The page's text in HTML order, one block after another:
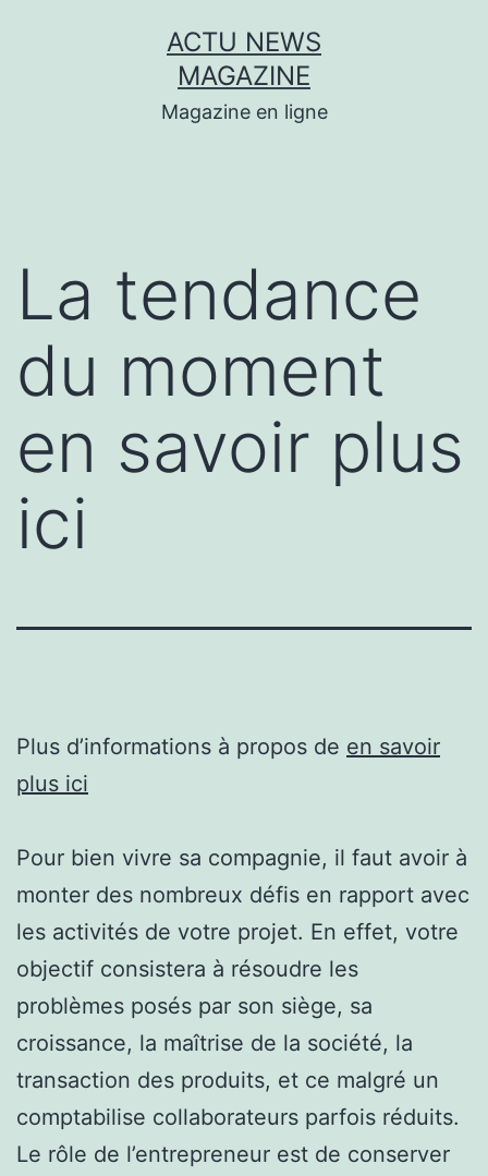
ACTU NEWS
MAGAZINE
Magazine en ligne
La tendance
du moment
en savoir plus
ici
Plus d’informations à propos de en savoir
plus ici
Pour bien vivre sa compagnie, il faut avoir à
monter des nombreux défis en rapport avec
les activités de votre projet. En effet, votre
objectif consistera à résoudre les
problèmes posés par son siège, sa
croissance, la maîtrise de la société, la
transaction des produits, et ce malgré un
comptabilise collaborateurs parfois réduits.
Le rôle de l’entrepreneur est de conserver